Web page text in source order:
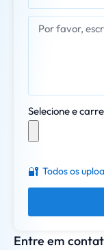
Entre em
Selecione e
🔐 Todos os